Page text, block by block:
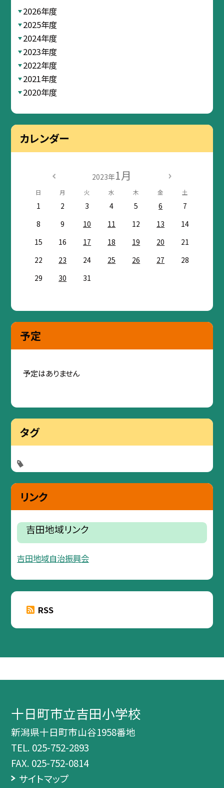
2026年度
2025年度
2024年度
2023年度
2022年度
2021年度
2020年度
カレンダー
2023年1月
日 月 火 水 木 金 土
1 2 3 4 5 6
7
8
9 10 11 12 13
14
15
16 17 18 19 20
21
22
23 24 25 26 27
28
29
30 31
予定
予定はありません
タグ
リンク
吉田地域リンク
吉田地域自治振興会
RSS
十日町市立吉田小学校
新潟県十日町市山谷1958番地
TEL. 025-752-2893
FAX. 025-752-0814
サイトマップ